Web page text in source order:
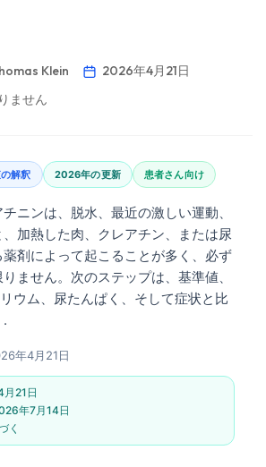
Klein
2026年4月21日
ません
解釈 2026年の更新 患者さん向け
ニンは、脱水、最近の激しい運動、
加熱した肉、クレアチン、または尿
剤によって起こることが多く、必ず
ません。次のステップは、基準値、
ウム、尿たんぱく、そして症状と比
年4月21日
21日
年7月14日
く